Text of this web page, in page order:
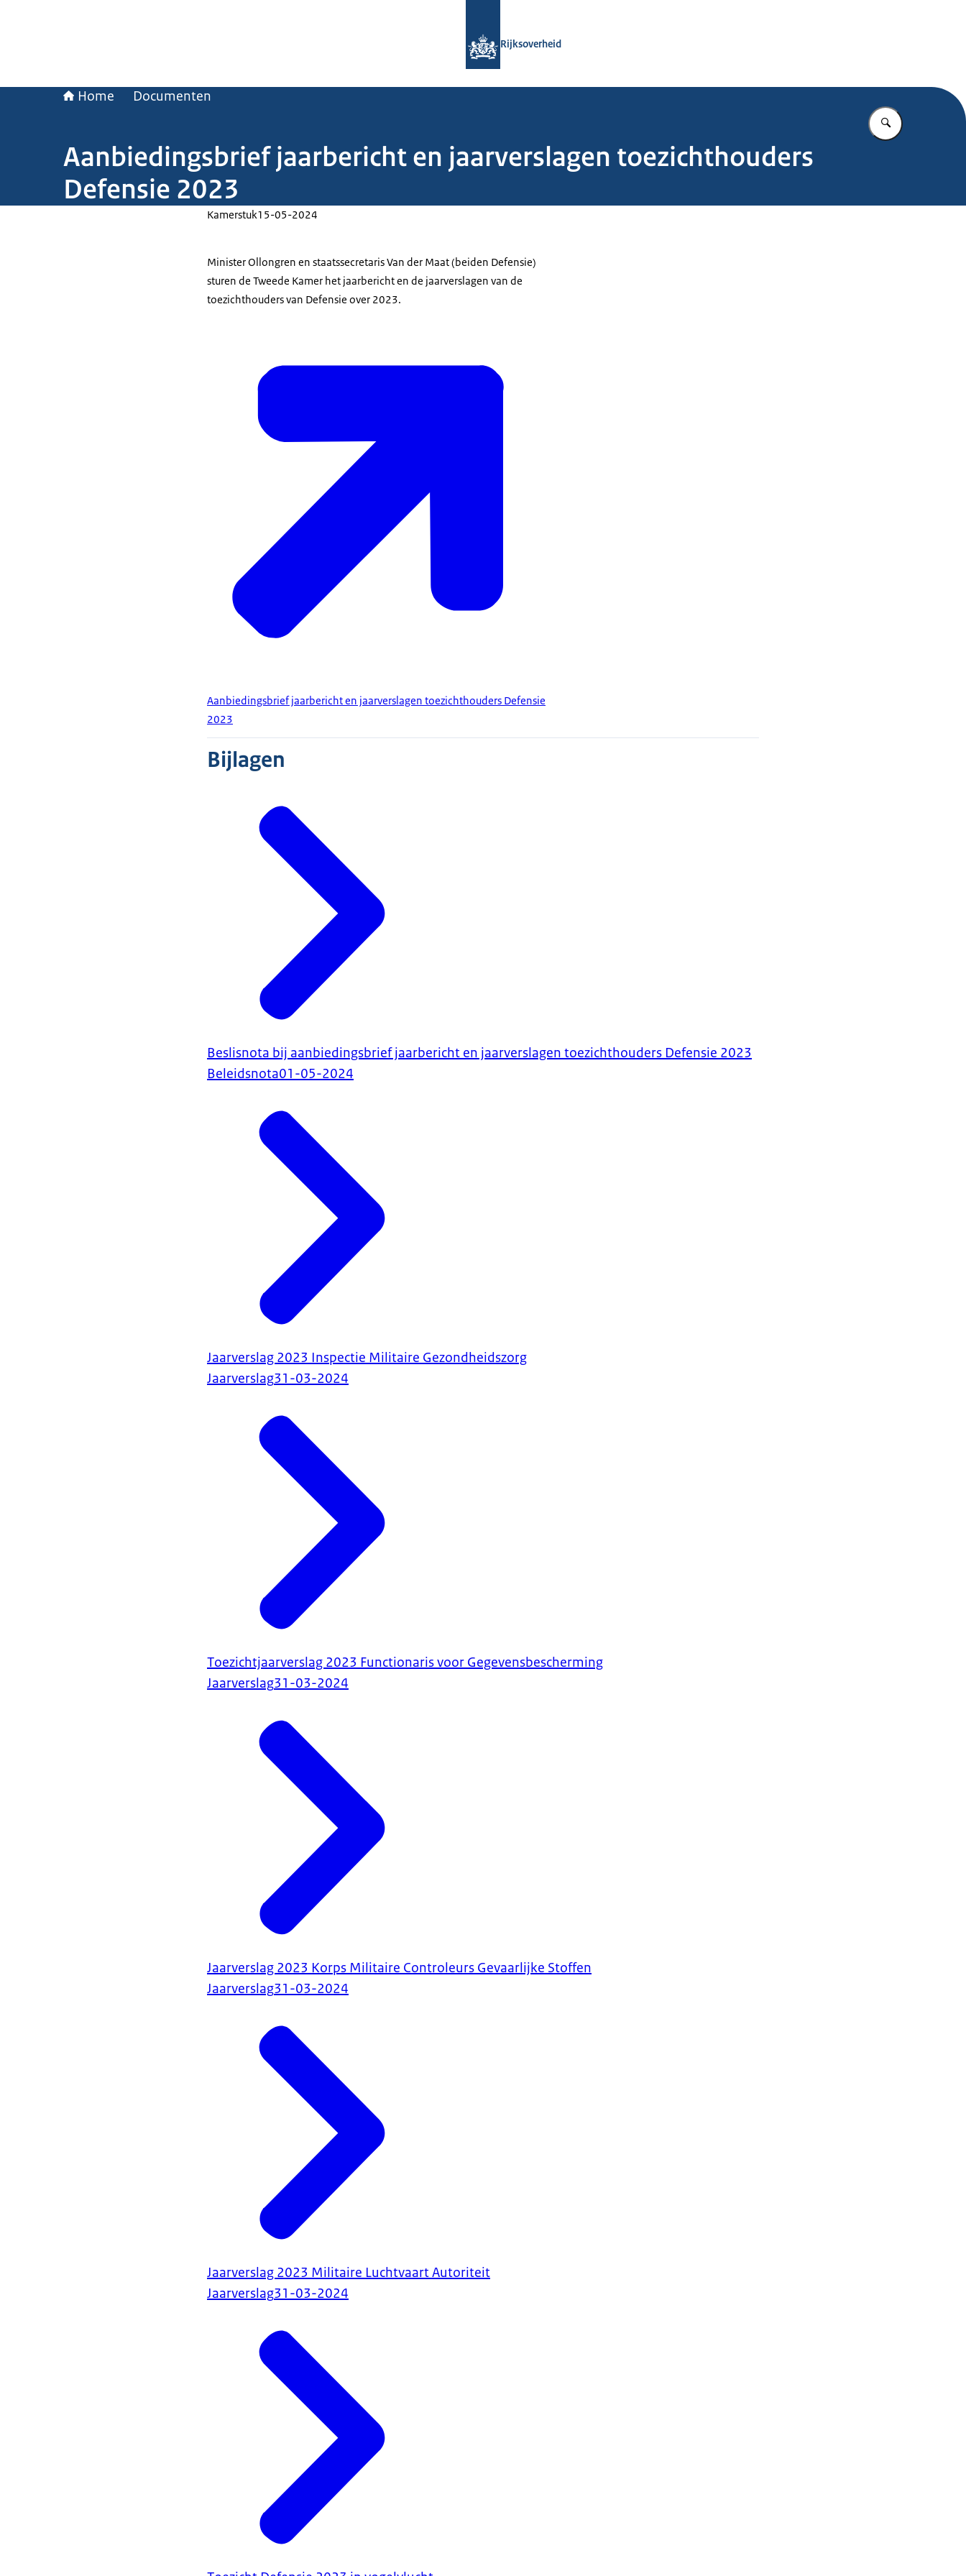
Rijksoverheid
Home Documenten
Vul in wat u
Aanbiedingsbrief jaarbericht en jaarverslagen toezichthouders
Defensie 2023
Kamerstuk15-05-2024
Minister Ollongren en staatssecretaris Van der Maat (beiden Defensie)
sturen de Tweede Kamer het jaarbericht en de jaarverslagen van de
toezichthouders van Defensie over 2023.
Aanbiedingsbrief jaarbericht en jaarverslagen toezichthouders Defensie
2023
Bijlagen
Beslisnota bij aanbiedingsbrief jaarbericht en jaarverslagen toezichthouders Defensie 2023
Beleidsnota01-05-2024
Jaarverslag 2023 Inspectie Militaire Gezondheidszorg
Jaarverslag31-03-2024
Toezichtjaarverslag 2023 Functionaris voor Gegevensbescherming
Jaarverslag31-03-2024
Jaarverslag 2023 Korps Militaire Controleurs Gevaarlijke Stoffen
Jaarverslag31-03-2024
Jaarverslag 2023 Militaire Luchtvaart Autoriteit
Jaarverslag31-03-2024